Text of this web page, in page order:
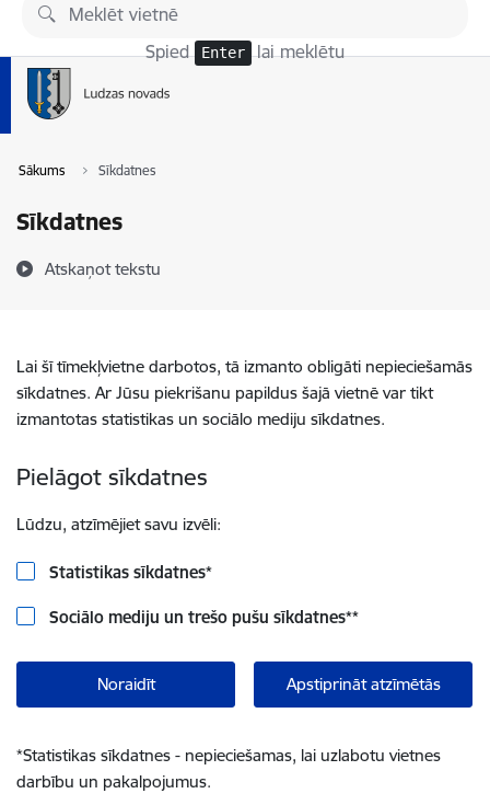
Pāriet uz lapas saturu
Spied Enter lai meklētu
Sākums Sīkdatnes
Sīkdatnes
Atskaņot tekstu
Lai šī tīmekļvietne darbotos, tā izmanto obligāti nepieciešamās
sīkdatnes. Ar Jūsu piekrišanu papildus šajā vietnē var tikt
izmantotas statistikas un sociālo mediju sīkdatnes.
Pielāgot sīkdatnes
Lūdzu, atzīmējiet savu izvēli:
Statistikas sīkdatnes*
Sociālo mediju un trešo pušu sīkdatnes**
Noraidīt Apstiprināt atzīmētās
*Statistikas sīkdatnes - nepieciešamas, lai uzlabotu vietnes
darbību un pakalpojumus.